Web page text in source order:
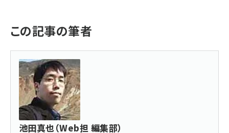
この記事の筆者
池田真也（Web担 編集部）